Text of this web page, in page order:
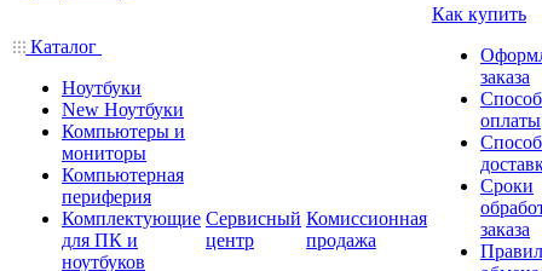
Каталог
Ноутбуки
New Ноутбуки
Компьютеры и
мониторы
Компьютерная
периферия
Комплектующие
для ПК и
ноутбуков
Сервисный
центр
Комиссионная
продажа
Как купить
заказа
оплаты
Сроки
заказа